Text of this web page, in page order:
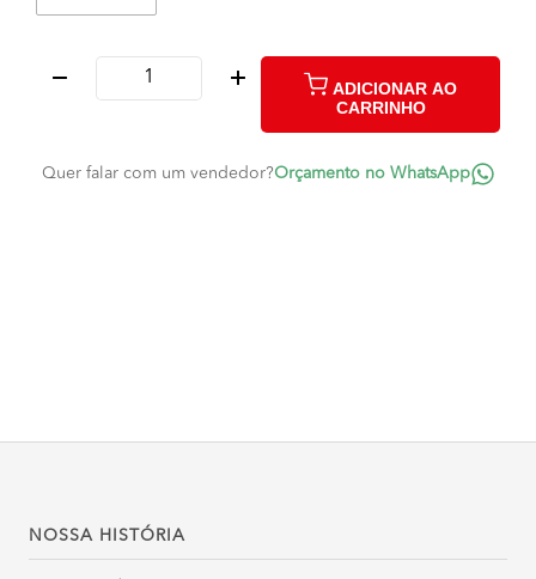
ADICIONAR AO
CARRINHO
Quer falar com um vendedor?Orçamento no WhatsApp
NOSSA HISTÓRIA